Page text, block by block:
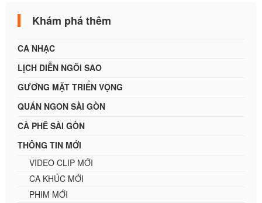
Khám phá thêm
CA NHẠC
LỊCH DIỄN NGÔI SAO
GƯƠNG MẶT TRIỂN VỌNG
QUÁN NGON SÀI GÒN
CÀ PHÊ SÀI GÒN
THÔNG TIN MỚI
VIDEO CLIP MỚI
CA KHÚC MỚI
PHIM MỚI